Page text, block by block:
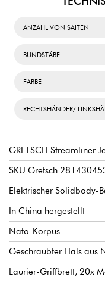
ANZAHL VON SAITEN
BUNDSTÄBE
FARBE
RECHTSHÄNDER/
GRETSCH Streamliner
SKU Gretsch
Elektrischer Solidbody-
In China hergestellt
Nato-Korpus
Geschraubter Hals aus
Laurier-Griffbrett, 20x